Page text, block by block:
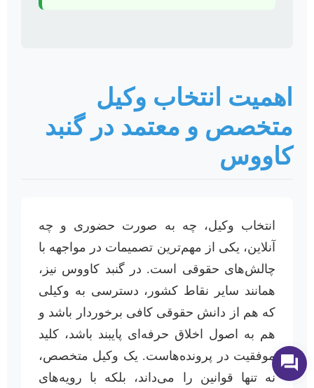
اهمیت انتخاب وکیل
متخصص و معتمد در گنبد
کاووس
انتخاب وکیل، چه به صورت حضوری و چه
آنلاین، یکی از مهم‌ترین تصمیمات در مواجهه با
چالش‌های حقوقی است. در گنبد کاووس نیز،
همانند سایر نقاط کشور، دسترسی به وکیلی
که هم از دانش حقوقی کافی برخوردار باشد و
هم به اصول اخلاق حرفه‌ای پایبند باشد، کلید
موفقیت در پرونده‌هاست. یک وکیل متخصص،
نه تنها قوانین را می‌داند، بلکه با رویه‌های